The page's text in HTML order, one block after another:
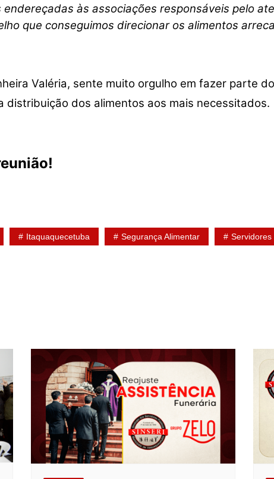
às associações responsáveis pelo
que conseguimos direcionar os alimentos
Valéria, sente muito orgulho em fazer parte
distribuição dos alimentos aos mais necessitados.
Itaquaquecetuba Segurança Alimentar Servidores